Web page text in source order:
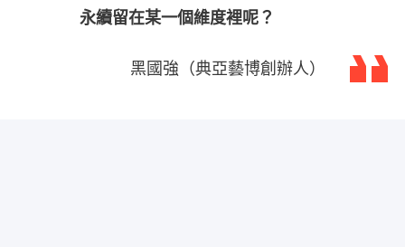
永續留在某一個維度裡呢？
黑國強（典亞藝博創辦人）